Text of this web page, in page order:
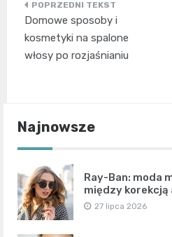
Nawigacja
wpisu
Domowe sposoby i
kosmetyki na spalone
włosy po rozjaśnianiu
Najnowsze
Ray-Ban: moda
między korekcją
27 lipca 2026